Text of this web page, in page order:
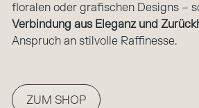
floralen oder grafischen Designs –
Verbindung aus Eleganz und
Anspruch an stilvolle Raffinesse.
ZUM SHOP